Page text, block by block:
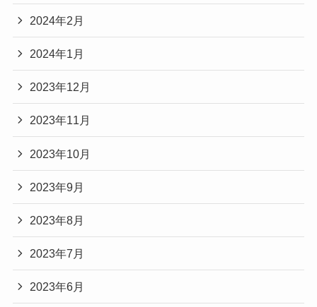
2024年2月
2024年1月
2023年12月
2023年11月
2023年10月
2023年9月
2023年8月
2023年7月
2023年6月